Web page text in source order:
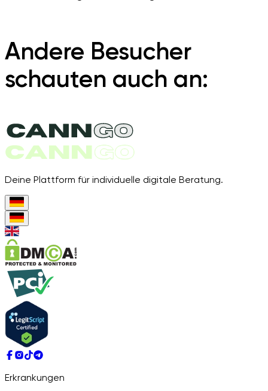
Andere Besucher
schauten auch an:
Deine Plattform für individuelle digitale Beratung.
Erkrankungen